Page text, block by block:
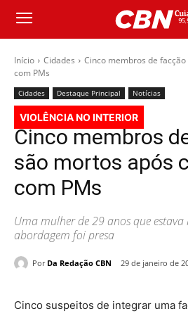
Início Cidades
Cinco membros de
com PMs
Cidades Destaque Principal Notícias
VIOLÊNCIA NO INTERIOR
Cinco membros
são mortos após
com PMs
Uma mulher de 29 anos que
abordagem foi presa
Por Da Redação CBN 29 de janeiro de
Cinco suspeitos de integrar uma